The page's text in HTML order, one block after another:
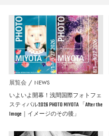
展覧会 NEWS
いよいよ開幕！浅間国際フォトフェ
スティバル2026 PHOTO MIYOTA 「After the
Image｜イメージのその後」